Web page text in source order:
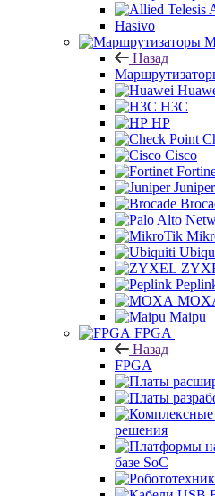
Hasivo
Назад
H3C
HP
Cisco
Juniper
Maipu
FPGA
Назад
FPGA
решения
базе SoC